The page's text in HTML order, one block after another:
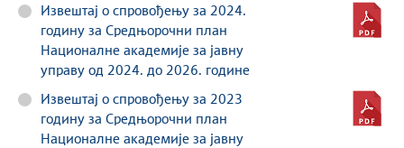
Извештај о спровођењу за 2024.
годину за Средњорочни план
Националне академије за јавну
управу од 2024. до 2026. године
Извештај о спровођењу за 2023
годину за Средњорочни план
Националне академије за јавну